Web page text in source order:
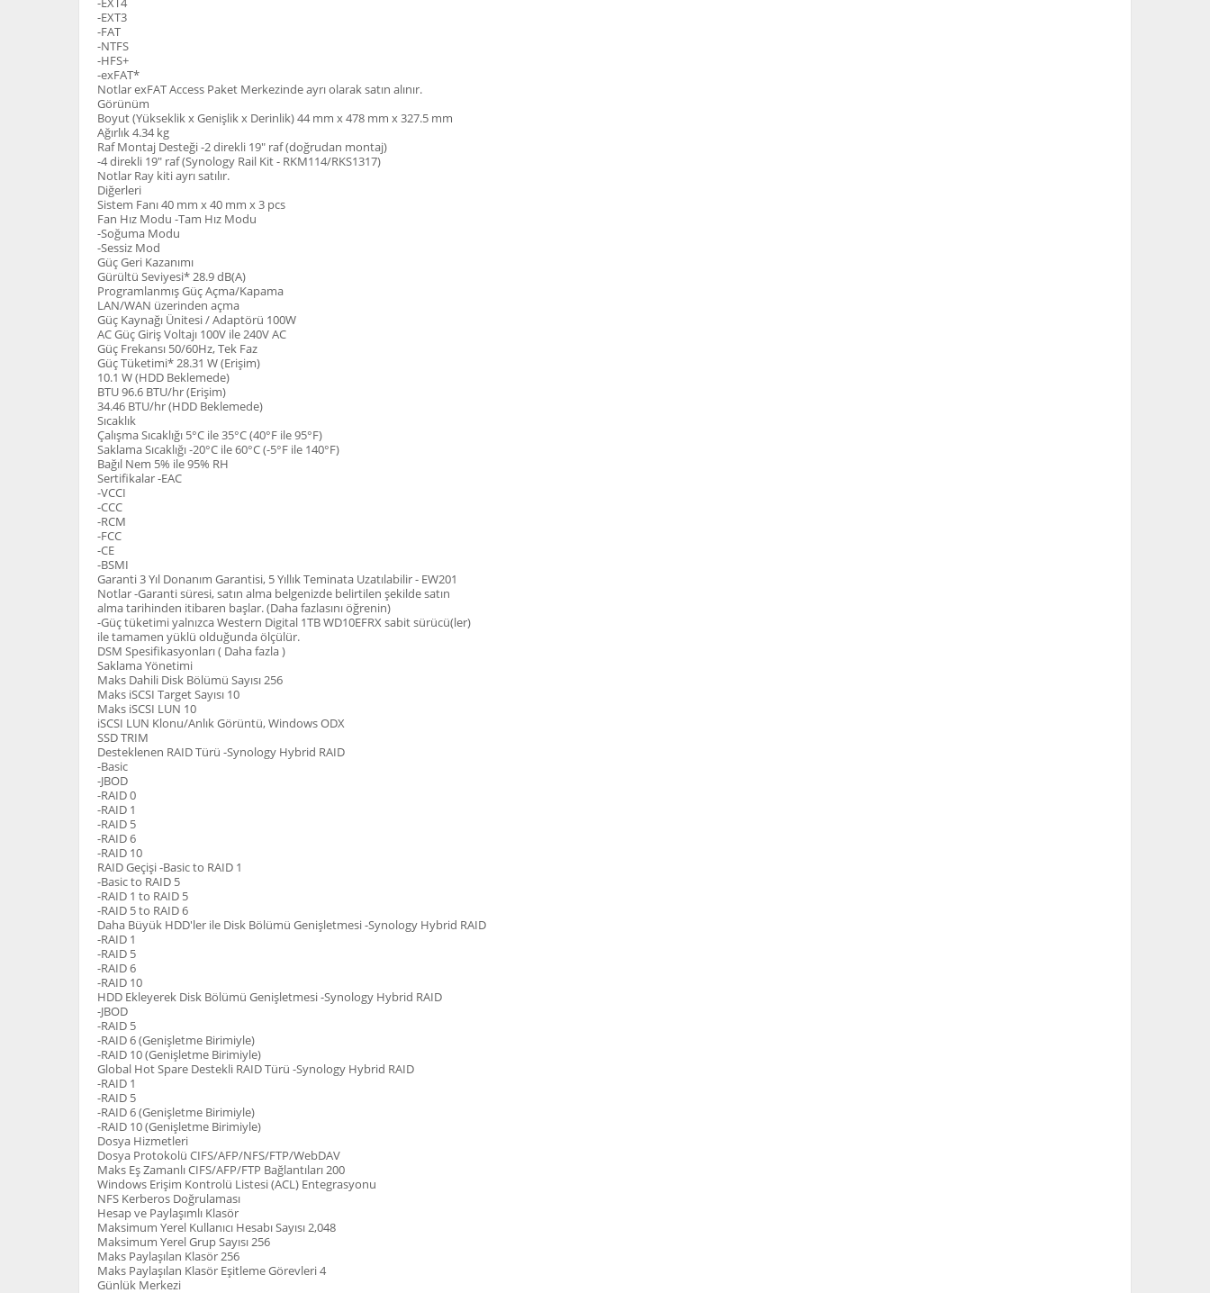
-EXT3
-FAT
-NTFS
-HFS+
-exFAT*
Notlar exFAT Access Paket Merkezinde ayrı olarak satın alınır.
Görünüm
Boyut (Yükseklik x Genişlik x Derinlik) 44 mm x 478 mm x 327.5 mm
Ağırlık 4.34 kg
Raf Montaj Desteği -2 direkli 19" raf (doğrudan montaj)
-4 direkli 19" raf (Synology Rail Kit - RKM114/RKS1317)
Notlar Ray kiti ayrı satılır.
Diğerleri
Sistem Fanı 40 mm x 40 mm x 3 pcs
Fan Hız Modu -Tam Hız Modu
-Soğuma Modu
-Sessiz Mod
Güç Geri Kazanımı
Gürültü Seviyesi* 28.9 dB(A)
Programlanmış Güç Açma/Kapama
LAN/WAN üzerinden açma
Güç Kaynağı Ünitesi / Adaptörü 100W
AC Güç Giriş Voltajı 100V ile 240V AC
Güç Frekansı 50/60Hz, Tek Faz
Güç Tüketimi* 28.31 W (Erişim)
10.1 W (HDD Beklemede)
BTU 96.6 BTU/hr (Erişim)
34.46 BTU/hr (HDD Beklemede)
Sıcaklık
Çalışma Sıcaklığı 5°C ile 35°C (40°F ile 95°F)
Saklama Sıcaklığı -20°C ile 60°C (-5°F ile 140°F)
Bağıl Nem 5% ile 95% RH
Sertifikalar -EAC
-VCCI
-CCC
-RCM
-FCC
-CE
-BSMI
Garanti 3 Yıl Donanım Garantisi, 5 Yıllık Teminata Uzatılabilir - EW201
Notlar -Garanti süresi, satın alma belgenizde belirtilen şekilde satın
alma tarihinden itibaren başlar. (Daha fazlasını öğrenin)
-Güç tüketimi yalnızca Western Digital 1TB WD10EFRX sabit sürücü(ler)
ile tamamen yüklü olduğunda ölçülür.
DSM Spesifikasyonları ( Daha fazla )
Saklama Yönetimi
Maks Dahili Disk Bölümü Sayısı 256
Maks iSCSI Target Sayısı 10
Maks iSCSI LUN 10
iSCSI LUN Klonu/Anlık Görüntü, Windows ODX
SSD TRIM
Desteklenen RAID Türü -Synology Hybrid RAID
-Basic
-JBOD
-RAID 0
-RAID 1
-RAID 5
-RAID 6
-RAID 10
RAID Geçişi -Basic to RAID 1
-Basic to RAID 5
-RAID 1 to RAID 5
-RAID 5 to RAID 6
Daha Büyük HDD'ler ile Disk Bölümü Genişletmesi -Synology Hybrid RAID
-RAID 1
-RAID 5
-RAID 6
-RAID 10
HDD Ekleyerek Disk Bölümü Genişletmesi -Synology Hybrid RAID
-JBOD
-RAID 5
-RAID 6 (Genişletme Birimiyle)
-RAID 10 (Genişletme Birimiyle)
Global Hot Spare Destekli RAID Türü -Synology Hybrid RAID
-RAID 1
-RAID 5
-RAID 6 (Genişletme Birimiyle)
-RAID 10 (Genişletme Birimiyle)
Dosya Hizmetleri
Dosya Protokolü CIFS/AFP/NFS/FTP/WebDAV
Maks Eş Zamanlı CIFS/AFP/FTP Bağlantıları 200
Windows Erişim Kontrolü Listesi (ACL) Entegrasyonu
NFS Kerberos Doğrulaması
Hesap ve Paylaşımlı Klasör
Maksimum Yerel Kullanıcı Hesabı Sayısı 2,048
Maksimum Yerel Grup Sayısı 256
Maks Paylaşılan Klasör 256
Maks Paylaşılan Klasör Eşitleme Görevleri 4
Günlük Merkezi